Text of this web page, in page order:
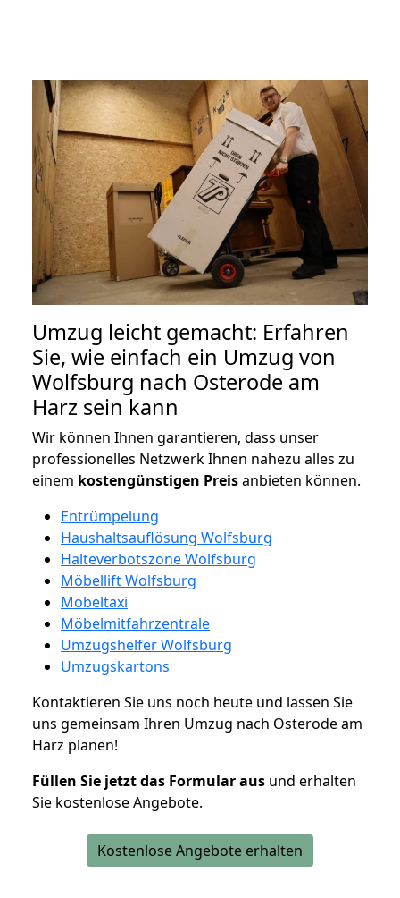
Umzug leicht gemacht: Erfahren
Sie, wie einfach ein Umzug von
Wolfsburg nach Osterode am
Harz sein kann
Wir können Ihnen garantieren, dass unser
professionelles Netzwerk Ihnen nahezu alles zu
einem kostengünstigen Preisanbieten können.
Entrümpelung
Haushaltsauflösung Wolfsburg
Halteverbotszone Wolfsburg
Möbellift Wolfsburg
Möbeltaxi
Möbelmitfahrzentrale
Umzugshelfer Wolfsburg
Umzugskartons
Kontaktieren Sie uns noch heute und lassen Sie
uns gemeinsam Ihren Umzug nach Osterode am
Harz planen!
Füllen Sie jetzt das Formular aus und erhalten
Sie kostenlose Angebote.
Kostenlose Angebote erhalten